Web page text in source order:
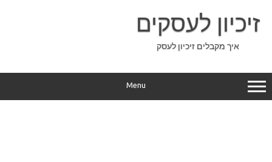
content
זיכיון לעסקים
איך מקבלים זיכיון לעסק
Menu